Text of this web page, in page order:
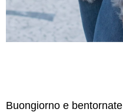
Buongiorno e